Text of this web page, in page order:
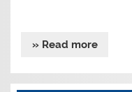
» Read more